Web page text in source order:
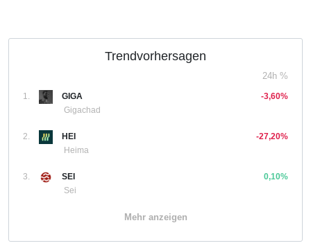
Trendvorhersagen
24h %
1.
GIGA
Gigachad
-3,60%
2.
HEI
Heima
-27,20%
3.
SEI
Sei
0,10%
Mehr anzeigen